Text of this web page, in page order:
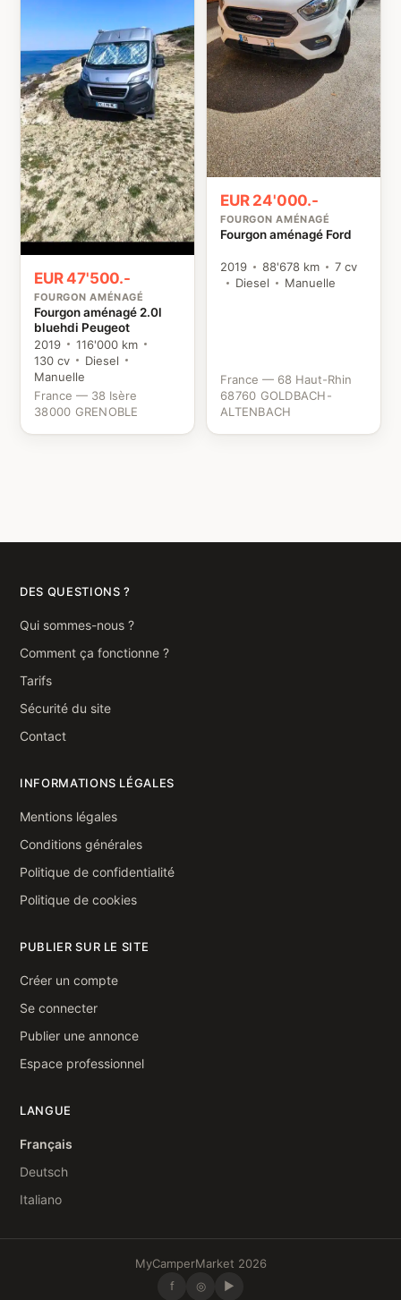
EUR 47'500.-
FOURGON AMÉNAGÉ
Fourgon aménagé 2.0l
bluehdi Peugeot
2019
116'000 km
130 cv
Diesel
Manuelle
France — 38 Isère
38000 GRENOBLE
EUR 24'000.-
FOURGON AMÉNAGÉ
Fourgon aménagé Ford
2019 88'678 km
7 cv
Diesel
Manuelle
France — 68 Haut-Rhin
68760 GOLDBACH-
ALTENBACH
DES QUESTIONS ?
Qui sommes-nous ?
Comment ça fonctionne ?
Tarifs
Sécurité du site
Contact
INFORMATIONS LÉGALES
Mentions légales
Conditions générales
Politique de confidentialité
Politique de cookies
PUBLIER SUR LE SITE
Créer un compte
Se connecter
Publier une annonce
Espace professionnel
LANGUE
Français
Deutsch
Italiano
MyCamperMarket 2026
f
◎ ▶